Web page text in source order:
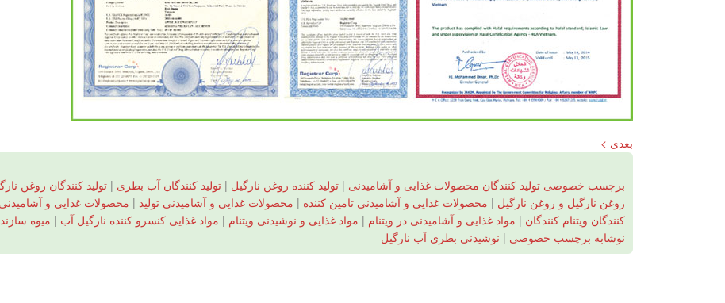
بعدی >
برچسب خصوصی تولید کنندگان محصولات غذایی و آشامیدنی | تولید کننده روغن نارگیل | تولید کنندگان آب بطری | تولید کنندگان روغن
روغن نارگیل و روغن نارگیل | محصولات غذایی و آشامیدنی تامین کننده | محصولات غذایی و آشامیدنی تولید | محصولات غذایی و آشامیدنی
کنندگان ویتنام کنندگان | مواد غذایی و آشامیدنی در ویتنام | مواد غذایی و نوشیدنی ویتنام | مواد غذایی کنسرو کننده نارگیل آب | میوه
نوشابه برچسب خصوصی | نوشیدنی بطری آب نارگیل